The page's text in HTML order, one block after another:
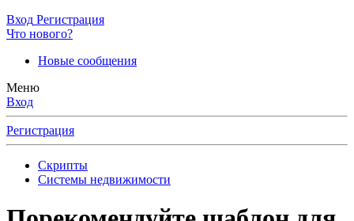
Вход Регистрация
Что нового?
Новые сообщения
Меню
Вход
Регистрация
Скрипты
Системы недвижимости